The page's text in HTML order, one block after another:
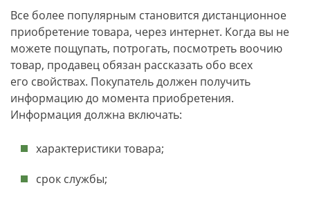
Все более популярным становится дистанционное
приобретение товара, через интернет. Когда вы не
можете пощупать, потрогать, посмотреть воочию
товар, продавец обязан рассказать обо всех
его свойствах. Покупатель должен получить
информацию до момента приобретения.
Информация должна включать:
характеристики товара;
срок службы;